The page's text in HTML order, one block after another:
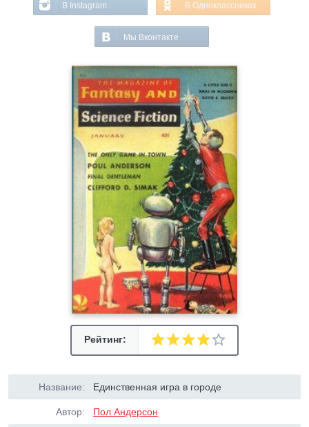
В Instagram В Одноклассниках
Мы Вконтакте
Рейтинг:
Название: Единственная игра в городе
Автор: Пол Андерсон